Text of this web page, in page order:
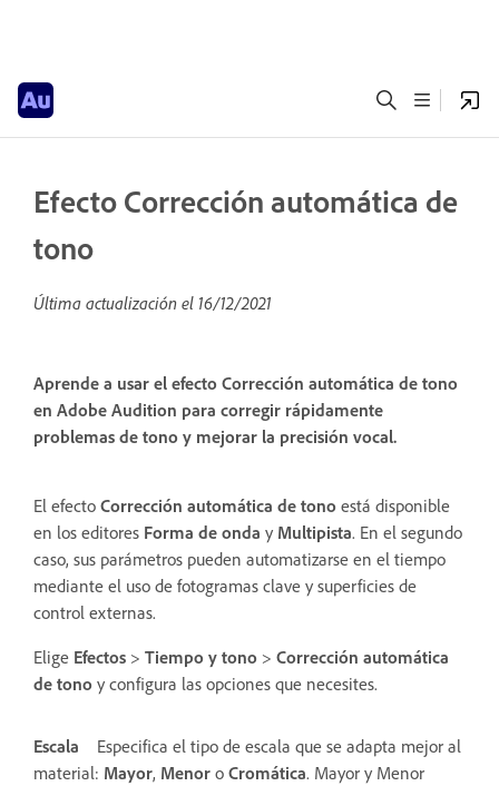
Efecto Corrección automática de
tono
Última actualización el 16/12/2021
Aprende a usar el efecto Corrección automática de tono
en Adobe Audition para corregir rápidamente
problemas de tono y mejorar la precisión vocal.
El efecto Corrección automática de tono está disponible
en los editores Forma de onda y Multipista. En el segundo
caso, sus parámetros pueden automatizarse en el tiempo
mediante el uso de fotogramas clave y superficies de
control externas.
Elige Efectos > Tiempo y tono > Corrección automática
de tono y configura las opciones que necesites.
Escala
Especifica el tipo de escala que se adapta mejor al
material: Mayor, Menor o Cromática. Mayor y Menor